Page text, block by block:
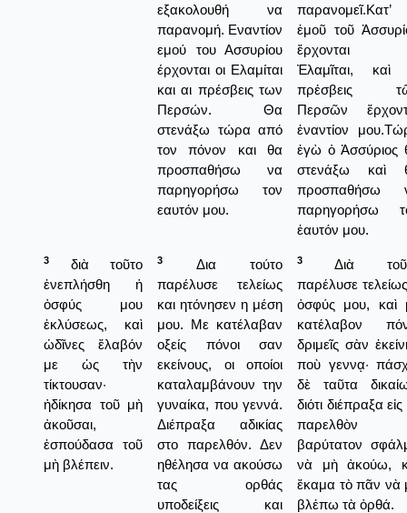
εξακολουθή να
παρανομή. Εναντίον
εμού του Ασσυρίου
έρχονται οι Ελαμίται
και αι πρέσβεις των
Περσών. Θα
στενάξω τώρα από
τον πόνον και θα
προσπαθήσω να
παρηγορήσω τον
εαυτόν μου.
παρανομεῖ.Κατ’
ἐμοῦ τοῦ
ἔρχονται
Ἐλαμῖται, καὶ
πρέσβεις
Περσῶν
ἐναντίον
ἐγὼ ὁ Ἀσσύριος
στενάξω καὶ
προσπαθήσω
παρηγορήσω
ἑαυτόν μου.
3
διὰ τοῦτο
ἐνεπλήσθη ἡ
ὀσφύς μου
ἐκλύσεως, καὶ
ὠδῖνες ἔλαβόν
με ὡς τὴν
τίκτουσαν·
ἠδίκησα τοῦ μὴ
ἀκοῦσαι,
ἐσπούδασα τοῦ
μὴ βλέπειν.
3
Δια τούτο
παρέλυσε τελείως
και ητόνησεν η μέση
μου. Με κατέλαβαν
οξείς πόνοι σαν
εκείνους, οι οποίοι
καταλαμβάνουν την
γυναίκα, που γεννά.
Διέπραξα αδικίας
στο παρελθόν. Δεν
ηθέλησα να ακούσω
τας ορθάς
υποδείξεις και
3
Διὰ
παρέλυσε
ὀσφύς μου, καὶ
κατέλαβον
δριμεῖς σὰν
ποὺ γεννᾳ·
δὲ ταῦτα
διότι διέπραξα εἰς
παρελθὸν
βαρύτατον
νὰ μὴ ἀκούω,
ἔκαμα τὸ πᾶν νὰ
βλέπω τὰ ὀρθά.